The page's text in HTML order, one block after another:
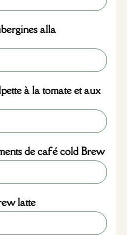
alla
à la tomate et aux
de café cold Brew
latte